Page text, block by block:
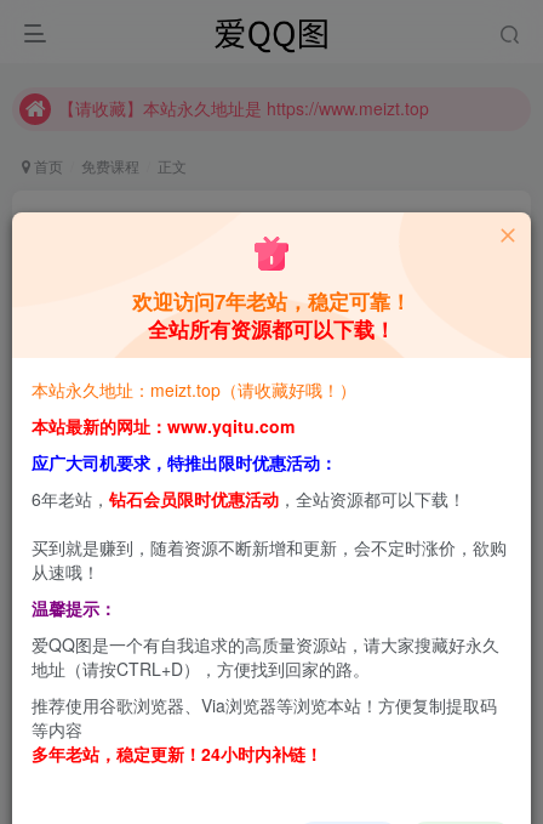
【请收藏】本站永久地址是 https://www.meizt.top
【请收藏】本站永久地址是 https://www.meizt.top
首页 免费课程 正文
1年前更新
0
本站预览图进行了压缩和水印，原图无压缩，无本站水
欢迎访问7年老站，稳定可靠！
全站所有资源都可以下载！
本站永久地址：meizt.top（请收藏好哦！）
本站最新的网址：www.yqitu.com
应广大司机要求，特推出限时优惠活动：
6年老站， 钻石会员限时优惠活动 ，全站资源都可以下载！
买到就是赚到，随着资源不断新增和更新，会不定时涨价，欲购
从速哦！
温馨提示：
爱QQ图是一个有自我追求的高质量资源站，请大家搜藏好永久
地址（请按CTRL+D），方便找到回家的路。
推荐使用谷歌浏览器、Via浏览器等浏览本站！方便复制提取码
等内容
多年老站，稳定更新！24小时内补链！